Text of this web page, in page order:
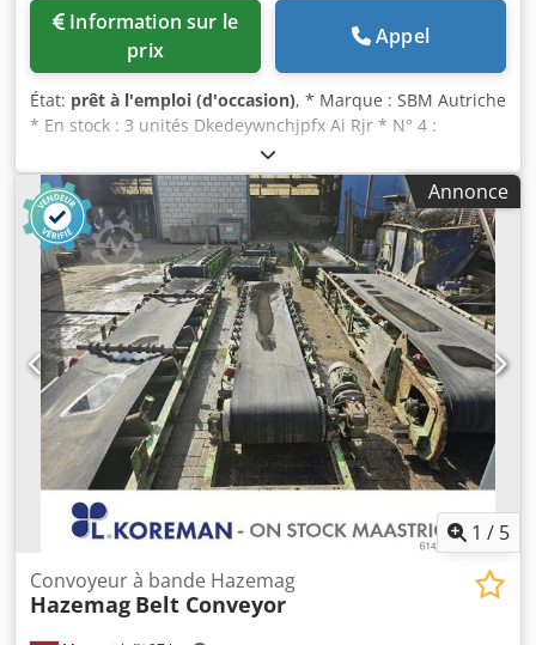
prix
Appel
État: prêt à l'emploi (d'occasion), * Marque : SBM Autriche
* En stock : 3 unités Dkedeywnchjpfx Ai Rjr * N° 4 :
Longueur A-A = 21 000 mm, largeur de la bande :
1 000 mm, motorisation : réducteur de vitesse 7,5 kW. *
N° 6 : Longueur A-A = 12 600 mm, largeur de la bande :
800 mm, motorisation : réducteur de vitesse 5,5 kW. *
N° 7 : Longueur A-A = 18 000 mm, largeur de la bande :
800 mm, motorisation : boîte de vitesses 7,5 kW.
Annonce
1 / 5
Convoyeur à bande Hazemag
Hazemag Belt Conveyor